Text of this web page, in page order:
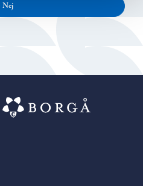
Nej